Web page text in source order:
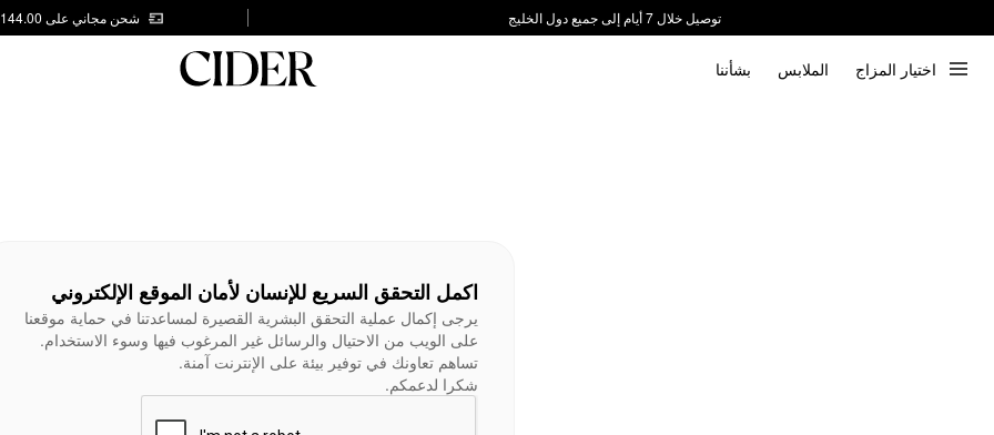
توصيل خلال 7 أيام إلى جميع دول الخليج
شحن مجاني على AED 144.00
اختيار المزاج الملابس بشأننا
اكمل التحقق السريع للإنسان لأمان الموقع الإلكتروني
يرجى إكمال عملية التحقق البشرية القصيرة لمساعدتنا في حماية موقعنا
على الويب من الاحتيال والرسائل غير المرغوب فيها وسوء الاستخدام.
تساهم تعاونك في توفير بيئة على الإنترنت آمنة.
شكرا لدعمكم.